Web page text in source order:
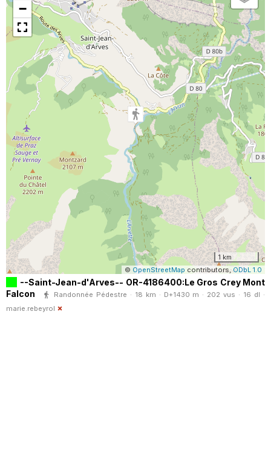
Horodatage Photos
−
1 km
© OpenStreetMap contributors,ODbL 1.0
--Saint-Jean-d'Arves-- OR-4186400:Le Gros Crey Mont
Falcon
Randonnée Pédestre · 18 km · D+1430 m · 202 vus · 16 dl ·
marie.rebeyrol